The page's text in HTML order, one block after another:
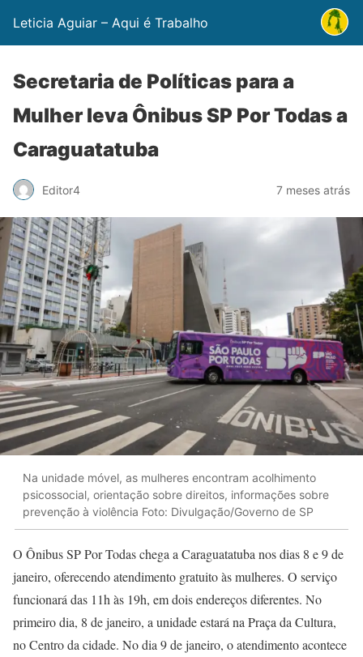
Leticia Aguiar – Aqui é Trabalho
Secretaria de Políticas para a
Mulher leva Ônibus SP Por Todas a
Caraguatatuba
Editor4 7 meses atrás
Na unidade móvel, as mulheres encontram acolhimento
psicossocial, orientação sobre direitos, informações sobre
prevenção à violência Foto: Divulgação/Governo de SP
O Ônibus SP Por Todas chega a Caraguatatuba nos dias 8 e 9 de
janeiro, oferecendo atendimento gratuito às mulheres. O serviço
funcionará das 11h às 19h, em dois endereços diferentes. No
primeiro dia, 8 de janeiro, a unidade estará na Praça da Cultura,
no Centro da cidade. No dia 9 de janeiro, o atendimento acontece